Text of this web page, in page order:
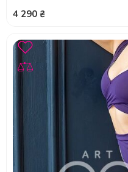
4 290 ₴